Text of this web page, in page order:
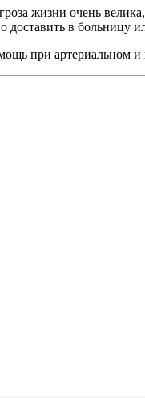
жизни очень
доставить в
при артериальном